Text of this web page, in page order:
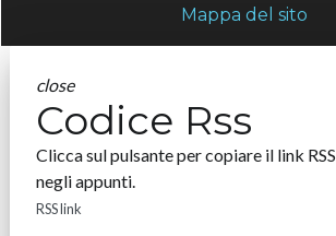
Mappa del sito
close
Codice Rss
Clicca sul pulsante per copiare il link RSS
negli appunti.
RSS link